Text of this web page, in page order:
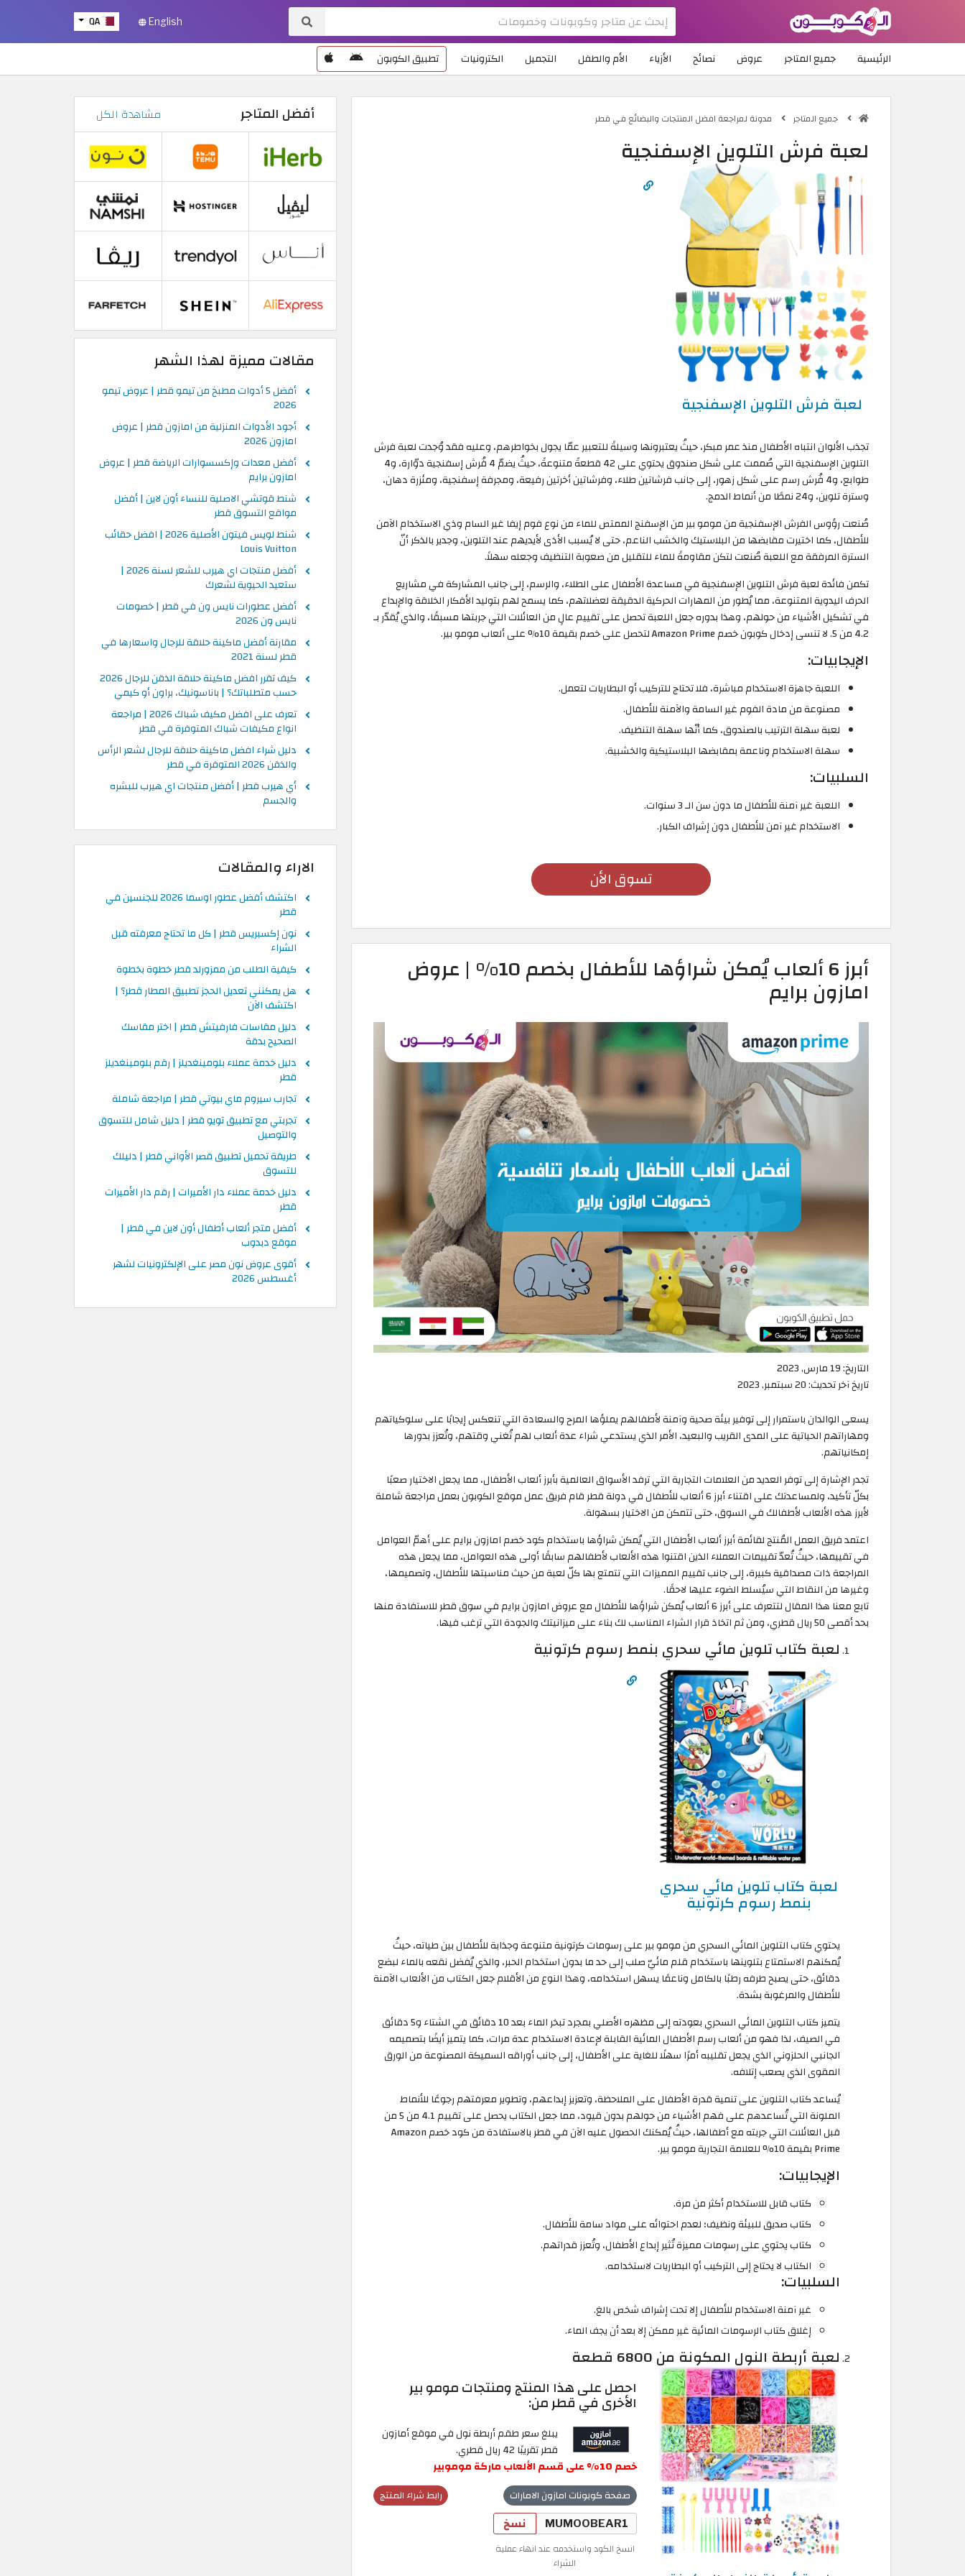
QA English
الرئيسية جميع المتاجر عروض نصائح الأزياء الأم والطفل التجميل الكترونيات تطبيق الكوبون
جميع المتاجر مدونة لمراجعة افضل المنتجات والبضائع في قطر
لعبة فرش التلوين الإسفنجية
لعبة فرش التلوين الإسفنجية
تجذب الألوان انتباه الأطفال منذ عمر مبكر، حيثُ يعتبرونها وسيلةً للتعبير عمّا يجول بخواطرهم، وعليه فقد وُجدت لعبة فرش
التلوين الإسفنجية التي صُممت على شكل صندوق يحتوي على 42 قطعةً متنوعةً، حيثُ يضمّ 4 فُرش إسفنجية دوّارة، و4
طوابع، و4 فُرش رسم على شكل زهور، إلى جانب فرشاتين طلاء، وفرشاتين أخرتين رفيعة، ومجرفة إسفنجية، ومئزرة دهان،
وسترة تلوين، و24 نمطًا من أنماط الدمج.
صُنعت رؤوس الفرش الإسفنجية من مومو بير من الإسفنج الممتص للماء من نوع فوم إيفا غير السام وذي الاستخدام الآمن
للأطفال، كما اختيرت مقابضها من البلاستيك والخشب الناعم، حتى لا يُسبب الأذى لأيديهم عند التلوين، وجدير بالذكر أنّ
السترة المرفقة مع اللعبة صُنعت لتكن مقاومةً للماء للتقليل من صعوبة التنظيف وجعله سهلاً.
تكمن فائدة لعبة فرش التلوين الإسفنجية في مساعدة الأطفال على الطلاء، والرسم، إلى جانب المشاركة في مشاريع
الحرف اليدوية المتنوعة، مما يُطور من المهارات الحركية الدقيقة لعضلاتهم، كما يسمح لهم بتوليد الأفكار الخلاقة والإبداع
في تشكيل الأشياء من حولهم، وهذا بدوره جعل اللعبة تحصل على تقييم عالٍ من العائلات التي جربتها مسبقًا، والذي يُقدّر بـ
4.2 من 5. لا تنسى إدخال كوبون خصم Amazon Prime لتحصل على خصم بقيمة 10% على ألعاب مومو بير.
الإيجابيات:
اللعبة جاهزة الاستخدام مباشرة، فلا تحتاج للتركيب أو البطاريات لتعمل.
مصنوعة من مادة الفوم غير السامة والآمنة للأطفال.
لعبة سهلة الترتيب بالصندوق، كما أنّها سهلة التنظيف.
سهلة الاستخدام وناعمة بمقابضها البلاستيكية والخشبية.
السلبيات:
اللعبة غير آمنة للأطفال ما دون سن الـ 3 سنوات.
الاستخدام غير آمن للأطفال دون إشراف الكبار.
تسوق الأن
أبرز 6 ألعاب يُمكن شراؤها للأطفال بخصم 10% | عروض
امازون برايم
التاريخ:19 مارس, 2023
تاريخ آخر تحديث:20 سبتمبر, 2023
يسعى الوالدان باستمرار إلى توفير بيئة صحية وآمنة لأطفالهم يملؤها المرح والسعادة التي تنعكس إيجابًا على سلوكياتهم
ومهاراتهم الحياتية على المدى القريب والبعيد، الأمر الذي يستدعي شراء عدة ألعاب لهم تُغني وقتهم، وتُعزز بدورها
إمكانياتهم.
تجدر الإشارة إلى توفر العديد من العلامات التجارية التي ترفد الأسواق العالمية بأبرز ألعاب الأطفال، مما يجعل الاختيار صعبًا
بكلّ تأكيد، ولمساعدتك على اقتناء أبرز 6 ألعاب للأطفال في دولة قطر قام فريق عمل موقع الكوبون بعمل مراجعة شاملة
لأبرز هذه الألعاب لأطفالك في السوق، حتى تتمكن من الاختيار بسهولة.
اعتمد فريق العمل المُنتج لقائمة أبرز ألعاب الأطفال التي يُمكن شراؤها باستخدام كود خصم امازون برايم على أهمّ العوامل
في تقييمها، حيثُ تُعدّ تقييمات العملاء الذين اقتنوا هذه الألعاب لأطفالهم سابقًا أولى هذه العوامل، مما يجعل هذه
المراجعة ذات مصداقية كبيرة، إلى جانب تقييم المميزات التي تتمتع بها كلّ لعبة من حيث مناسبتها للأطفال، وتصميمها،
وغيرها من النقاط التي سيُسلط الضوء عليها لاحقًا.
تابع معنا هذا المقال لتتعرف على أبرز 6 ألعاب يُمكن شراؤها للأطفال مع عروض امازون برايم في سوق قطر للاستفادة منها
بحد أقصى 50 ريال قطري، ومن ثم اتخاذ قرار الشراء المناسب لك بناء على ميزانيتك والجودة التي ترغب فيها.
لعبة كتاب تلوين مائي سحري بنمط رسوم كرتونية
لعبة كتاب تلوين مائي سحري
بنمط رسوم كرتونية
يحتوي كتاب التلوين المائي السحري من مومو بير على رسومات كرتونية متنوعة وجذابة للأطفال بين طياته، حيثُ
يُمكنهم الاستمتاع بتلوينها باستخدام قلم مائيّ صلب إلى حد ما بدون استخدام الحبر، والذي يُفضل نقعه بالماء لبضع
دقائق، حتى يصبح طرفه رطبًا بالكامل وناعمًا يسهل استخدامه، وهذا النوع من الأقلام جعل الكتاب من الألعاب الآمنة
للأطفال والمرغوبة بشدة.
يتميز كتاب التلوين المائي السحري بعودته إلى مظهره الأصلي بمجرد تبخر الماء بعد 10 دقائق في الشتاء و5 دقائق
في الصيف، لذا فهو من ألعاب رسم الأطفال المائية القابلة لإعادة الاستخدام عدة مرات، كما يتميز أيضًا بتصميمه
الجانبي الحلزوني الذي يجعل تقليبه أمرًا سهلًا للغاية على الأطفال، إلى جانب أوراقه السميكة المصنوعة من الورق
المقوى الذي يصعب إتلافه.
يُساعد كتاب التلوين على تنمية قدرة الأطفال على الملاحظة، وتعزيز إبداعهم، وتطوير معرفتهم رجوعًا للأنماط
الملونة التي تُساعدهم على فهم الأشياء من حولهم بدون قيود، مما جعل الكتاب يحصل على تقييم 4.1 من 5 من
قبل العائلات التي جربته مع أطفالها، حيثُ يُمكنك الحصول عليه الآن في قطر بالاستفادة من كود خصم Amazon
Prime بقيمة 10% للعلامة التجارية مومو بير.
الإيجابيات:
كتاب قابل للاستخدام أكثر من مرة.
كتاب صديق للبيئة ونظيف؛ لعدم احتوائه على مواد سامة للأطفال.
كتاب يحتوي على رسومات مميزة تُثير إبداع الأطفال، وتُعزز قدراتهم.
الكتاب لا يحتاج إلى التركيب أو البطاريات لاستخدامه.
السلبيات:
غير آمنة الاستخدام للأطفال إلا تحت إشراف شخص بالغ.
إغلاق كتاب الرسومات المائية غير ممكن إلا بعد أن يجف الماء.
لعبة أربطة النول المكونة من 6800 قطعة
احصل على هذا المنتج ومنتجات مومو بير
الأخرى في قطر من:
يبلغ سعر طقم أربطة نول في موقع أمازون
قطر تقريبًا 42 ريال قطري.
خصم 10% على قسم الألعاب ماركة موموبير
رابط شراء المنتج صفحة كوبونات امازون الامارات
نسخ
انسخ الكود واستخدمه عند انهاء عملية
الشراء
أفضل المتاجر مشاهدة الكل
مقالات مميزة لهذا الشهر
أفضل 5 أدوات مطبخ من تيمو قطر | عروض تيمو
2026
أجود الأدوات المنزلية من امازون قطر | عروض
امازون 2026
أفضل معدات وإكسسوارات الرياضة قطر | عروض
امازون برايم
شنط قوتشي الاصلية للنساء أون لاين | أفضل
مواقع التسوق قطر
شنط لويس فيتون الأصلية 2026 | افضل حقائب
Louis Vuitton
أفضل منتجات اي هيرب للشعر لسنة 2026 |
ستعيد الحيوية لشعرك
أفضل عطورات نايس ون في قطر | خصومات
نايس ون 2026
مقارنة أفضل ماكينة حلاقة للرجال واسعارها في
قطر لسنة 2021
كيف تقرر افضل ماكينة حلاقة الذقن للرجال 2026
حسب متطلباتك؟ | باناسونيك، براون أو كيمي
تعرف على افضل مكيف شباك 2026 | مراجعة
انواع مكيفات شباك المتوفرة في قطر
دليل شراء افضل ماكينة حلاقة للرجال لشعر الرأس
والذقن 2026 المتوفرة في قطر
أي هيرب قطر | أفضل منتجات اي هيرب للبشره
والجسم
الاراء والمقالات
اكتشف أفضل عطور اوسما 2026 للجنسين في
قطر
نون إكسبريس قطر | كل ما تحتاج معرفته قبل
الشراء
كيفية الطلب من ممزورلد قطر خطوة بخطوة
هل يمكنني تعديل الحجز تطبيق المطار قطر؟ |
اكتشف الآن
دليل مقاسات فارفيتش قطر | اختر مقاسك
الصحيح بدقة
دليل خدمة عملاء بلومينغديلز | رقم بلومينغديلز
قطر
تجارب سيروم ماي بيوتي قطر | مراجعة شاملة
تجربتي مع تطبيق تويو قطر | دليل شامل للتسوق
والتوصيل
طريقة تحميل تطبيق قصر الأواني قطر | دليلك
للتسوق
دليل خدمة عملاء دار الأميرات | رقم دار الأميرات
قطر
أفضل متجر ألعاب أطفال أون لاين في قطر |
موقع دبدوب
أقوى عروض نون مصر على الإلكترونيات لشهر
أغسطس 2026